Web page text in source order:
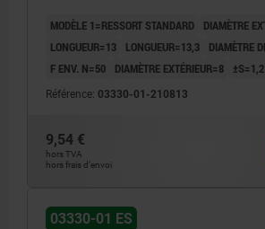
MODÈLE 1=RESSORT STANDARD
DIAMÈTRE
LONGUEUR=13
LONGUEUR=13,3
DIAMÈTRE
F ENV. N=50
DIAMÈTRE EXTÉRIEUR=8 ±S=1,2
Référence: 03330-01-210813
9,54 €
hors TVA
hors frais d’envoi
03330-01 ES